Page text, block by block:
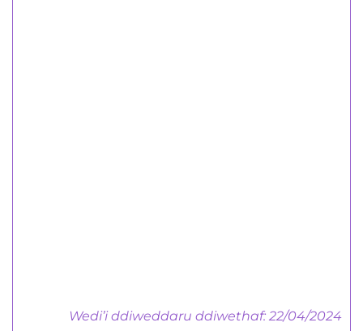
Wedi’i ddiweddaru ddiwethaf: 22/04/2024